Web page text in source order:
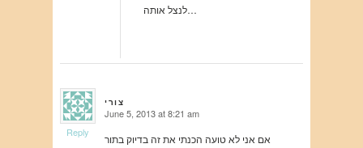
לנצל אותה…
צורי
says: June 5, 2013 at 8:21 am
אם אני לא טועה הכנתי את זה בדיוק בתור
Reply